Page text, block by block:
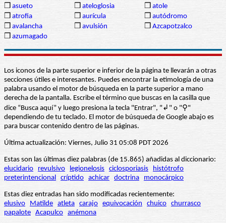
❒ asueto ❒ ateloglosia ❒ atole
❒ atrofia ❒ aurícula ❒ autódromo
❒ avalancha ❒ avulsión ❒ Azcapotzalco
❒ azumagado
Los iconos de la parte superior e inferior de la página te llevarán a otras
secciones útiles e interesantes. Puedes encontrar la etimología de una
palabra usando el motor de búsqueda en la parte superior a mano
derecha de la pantalla. Escribe el término que buscas en la casilla que
dice “Busca aquí” y luego presiona la tecla "Entrar", "↲" o "⚲"
dependiendo de tu teclado. El motor de búsqueda de Google abajo es
para buscar contenido dentro de las páginas.
Última actualización: Viernes, Julio 31 05:08 PDT 2026
Estas son las últimas diez palabras (de 15.865) añadidas al diccionario:
elucidario
revulsivo legionelosis ciclosporiasis
histótrofo
preterintencional críptido achicar doctrina monocárpico
Estas diez entradas han sido modificadas recientemente:
elusivo
Matilde atleta carajo equivocación chuico churrasco
papalote Acapulco anémona